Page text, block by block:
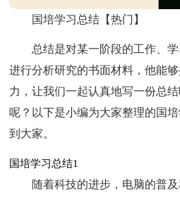
国培学习总结【热门】
总结是对某一阶段的工作、
进行分析研究的书面材料，他能
力，让我们一起认真地写一份总
呢？以下是小编为大家整理的国
到大家。
国培学习总结1
随着科技的进步，电脑的普